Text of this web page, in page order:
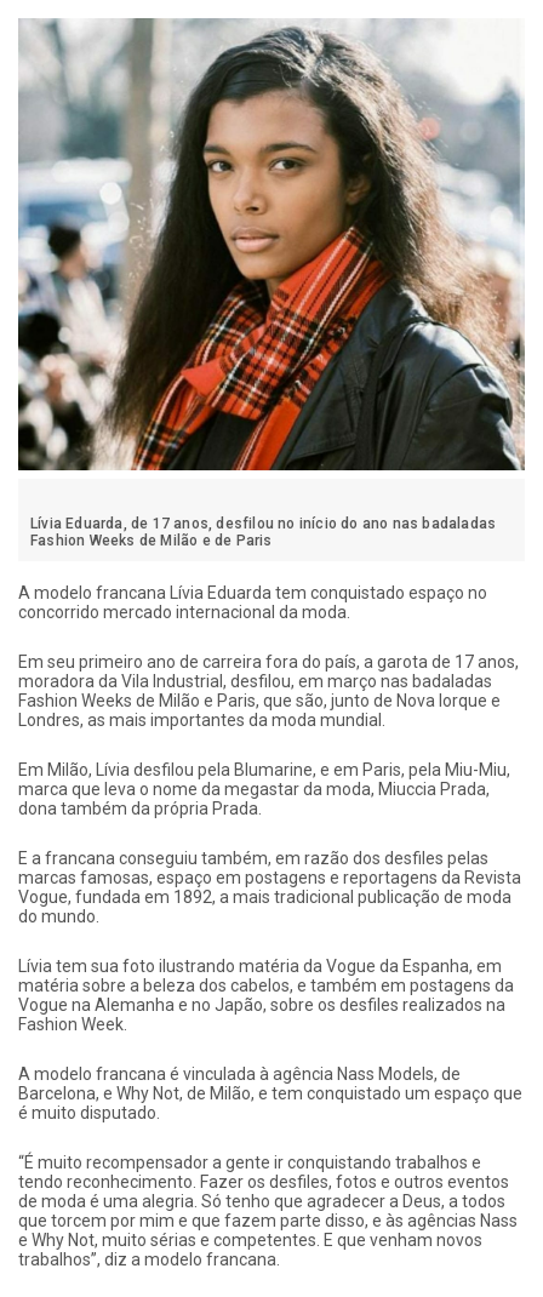
Lívia Eduarda, de 17 anos, desfilou no início do ano nas badaladas
Fashion Weeks de Milão e de Paris
A modelo francana Lívia Eduarda tem conquistado espaço no
concorrido mercado internacional da moda.
Em seu primeiro ano de carreira fora do país, a garota de 17 anos,
moradora da Vila Industrial, desfilou, em março nas badaladas
Fashion Weeks de Milão e Paris, que são, junto de Nova Iorque e
Londres, as mais importantes da moda mundial.
Em Milão, Lívia desfilou pela Blumarine, e em Paris, pela Miu-Miu,
marca que leva o nome da megastar da moda, Miuccia Prada,
dona também da própria Prada.
E a francana conseguiu também, em razão dos desfiles pelas
marcas famosas, espaço em postagens e reportagens da Revista
Vogue, fundada em 1892, a mais tradicional publicação de moda
do mundo.
Lívia tem sua foto ilustrando matéria da Vogue da Espanha, em
matéria sobre a beleza dos cabelos, e também em postagens da
Vogue na Alemanha e no Japão, sobre os desfiles realizados na
Fashion Week.
A modelo francana é vinculada à agência Nass Models, de
Barcelona, e Why Not, de Milão, e tem conquistado um espaço que
é muito disputado.
“É muito recompensador a gente ir conquistando trabalhos e
tendo reconhecimento. Fazer os desfiles, fotos e outros eventos
de moda é uma alegria. Só tenho que agradecer a Deus, a todos
que torcem por mim e que fazem parte disso, e às agências Nass
e Why Not, muito sérias e competentes. E que venham novos
trabalhos”, diz a modelo francana.